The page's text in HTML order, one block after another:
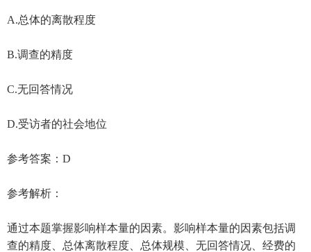
A.总体的离散程度
B.调查的精度
C.无回答情况
D.受访者的社会地位
参考答案：D
参考解析：
通过本题掌握影响样本量的因素。影响样本量的因素包括调
查的精度、总体离散程度、总体规模、无回答情况、经费的